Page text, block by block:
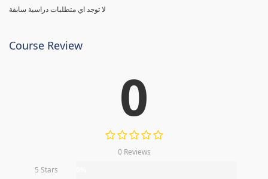
لا توجد اي متطلبات دراسية سابقة
Course Review
0
0 Reviews
5 Stars